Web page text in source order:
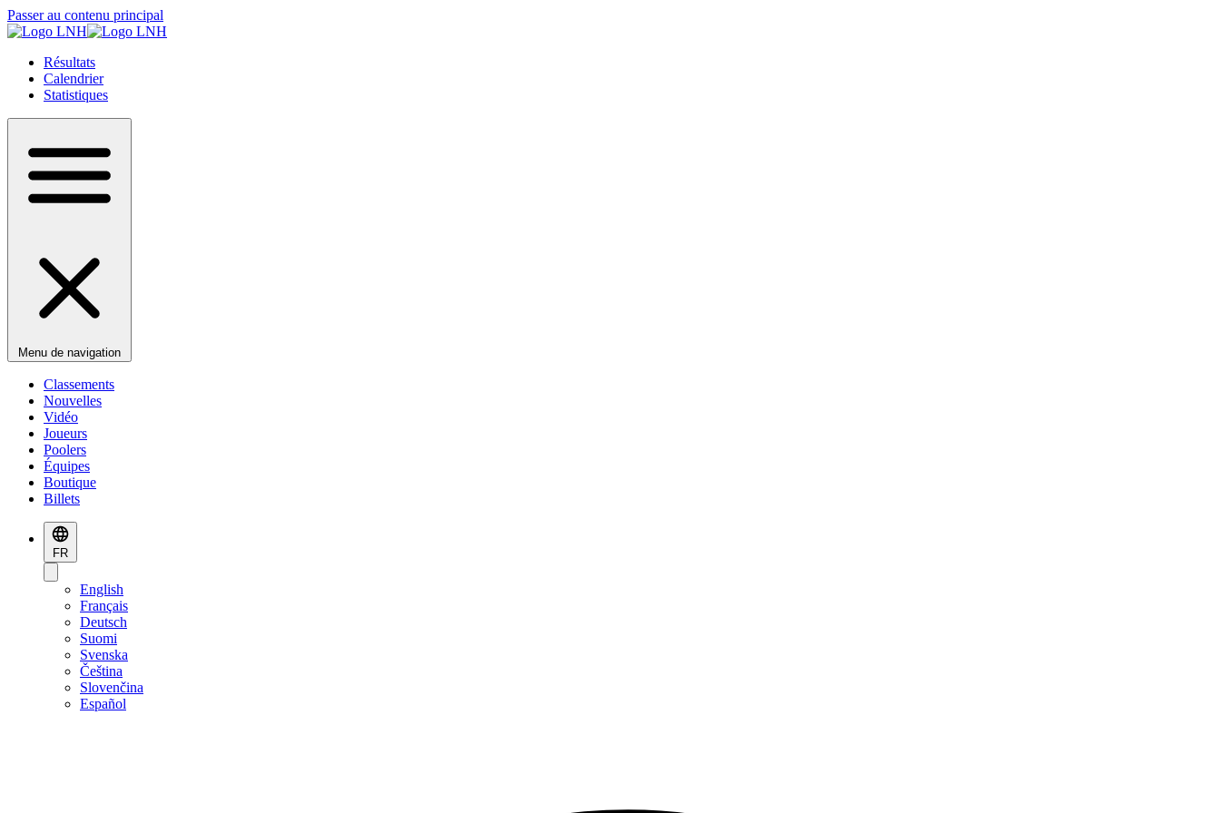
Passer au contenu principal
Résultats
Calendrier
Statistiques
Menu de navigation
Classements
Nouvelles
Vidéo
Joueurs
Poolers
Équipes
Boutique
Billets
FR
English
Français
Deutsch
Suomi
Svenska
Čeština
Slovenčina
Español